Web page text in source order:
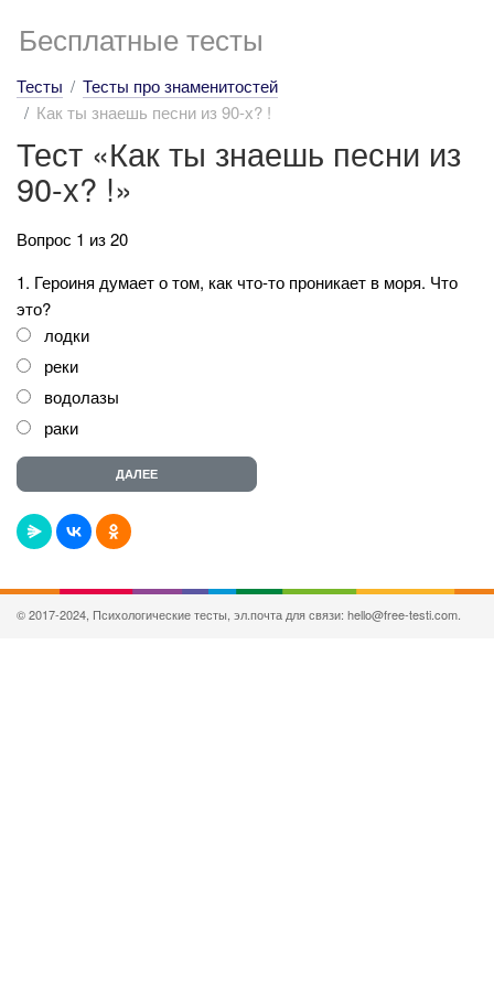
Бесплатные тесты
Тесты
Тесты про знаменитостей
Как ты знаешь песни из 90-х? !
Тест «Как ты знаешь песни из
90-х? !»
Вопрос 1 из 20
1. Героиня думает о том, как что-то проникает в моря. Что
это?
лодки
реки
водолазы
раки
© 2017-2024, Психологические тесты, эл.почта для связи: hello@free-testi.com.